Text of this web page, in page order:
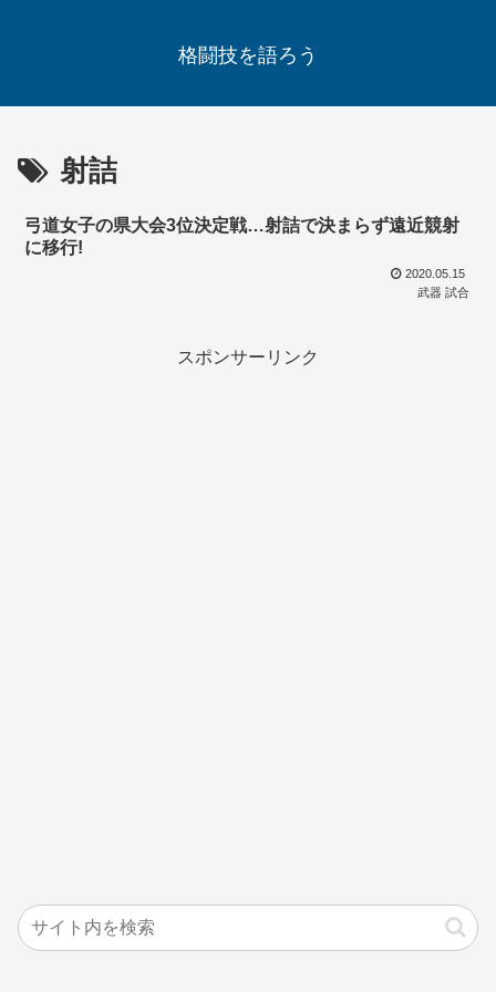
格闘技を語ろう
射詰
弓道女子の県大会3位決定戦…射詰で決まらず遠近競射
に移行!
2020.05.15
武器 試合
スポンサーリンク